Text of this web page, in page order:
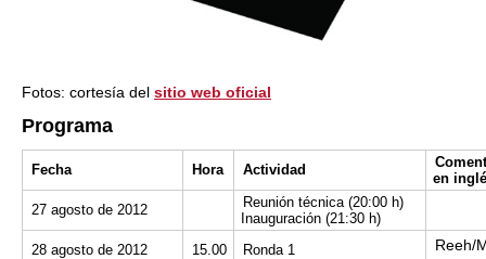
Fotos: cortesía del sitio web oficial
Programa
Fecha Hora Actividad
en
27 agosto de 2012
Reunión técnica (20:00 h)
Inauguración (21:30 h)
28 agosto de 2012
15.00 Ronda 1 Reeh/